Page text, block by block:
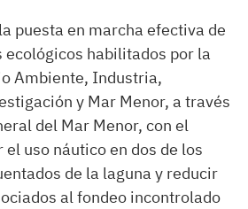
puesta en marcha efectiva de
ecológicos habilitados por la
Ambiente, Industria,
y Mar Menor, a través
del Mar Menor, con el
uso náutico en dos de los
de la laguna y reducir
al fondeo incontrolado